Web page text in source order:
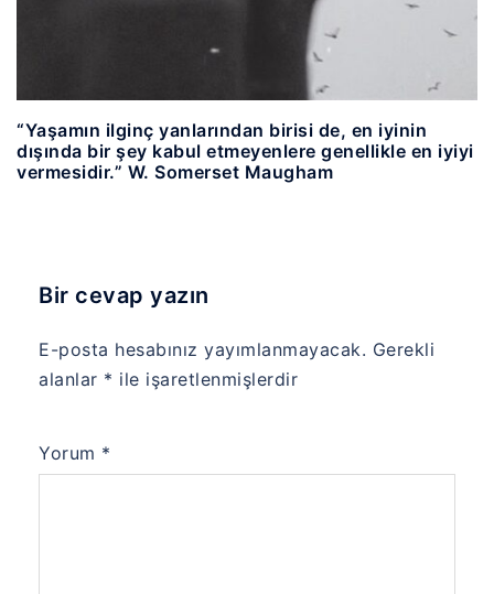
“Yaşamın ilginç yanlarından birisi de, en iyinin
dışında bir şey kabul etmeyenlere genellikle en iyiyi
vermesidir.” W. Somerset Maugham
Bir cevap yazın
E-posta hesabınız yayımlanmayacak. Gerekli
alanlar * ile işaretlenmişlerdir
Yorum *